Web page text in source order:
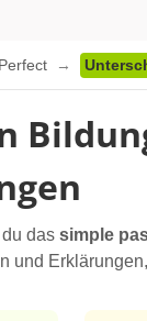
das simple
und